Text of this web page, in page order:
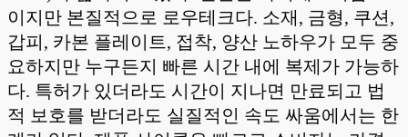
이지만 본질적으로 로우테크다. 소재, 금형, 쿠션,
갑피, 카본 플레이트, 접착, 양산 노하우가 모두 중
요하지만 누구든지 빠른 시간 내에 복제가 가능하
다. 특허가 있더라도 시간이 지나면 만료되고 법
적 보호를 받더라도 실질적인 속도 싸움에서는 한